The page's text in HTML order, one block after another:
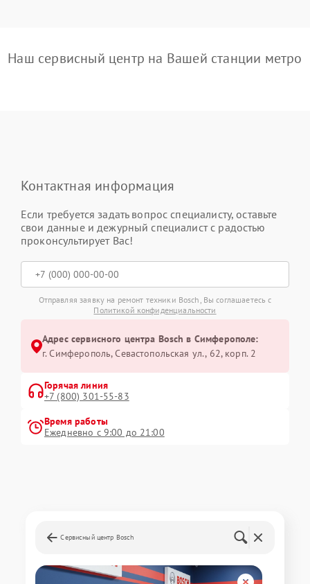
Наш сервисный центр на Вашей станции метро
Контактная информация
Если требуется задать вопрос специалисту, оставьте
свои данные и дежурный специалист с радостью
проконсультирует Вас!
Отправляя заявку на ремонт техники Bosch, Вы соглашаетесь с
Политикой конфиденциальности
Адрес сервисного центра Bosch в Симферополе:
г. Симферополь, Севастопольская ул., 62, корп. 2
Горячая линия
+7 (800) 301-55-83
Время работы
Ежедневно с 9:00 до 21:00
Сервисный центр Bosch